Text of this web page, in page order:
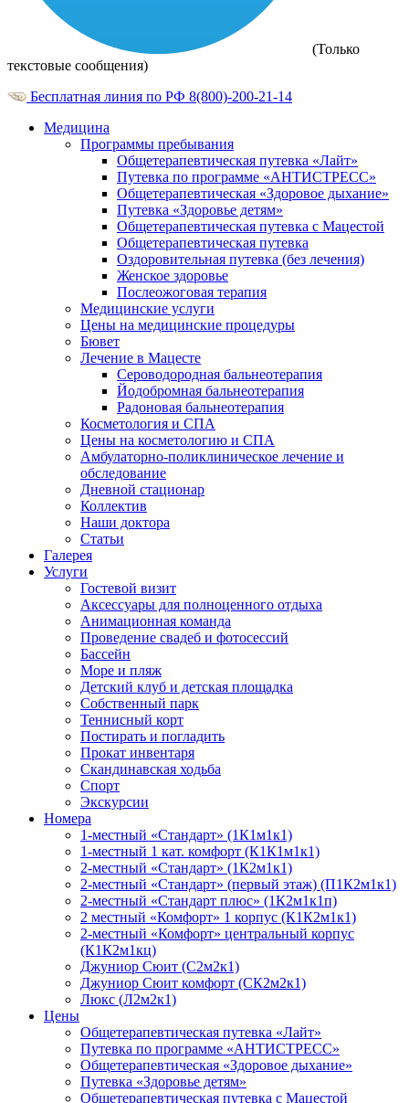
(Только
текстовые сообщения)
Бесплатная линия по РФ 8(800)-200-21-14
Медицина
Программы пребывания
Общетерапевтическая путевка «Лайт»
Путевка по программе «АНТИСТРЕСС»
Общетерапевтическая «Здоровое дыхание»
Путевка «Здоровье детям»
Общетерапевтическая путевка с Мацестой
Общетерапевтическая путевка
Оздоровительная путевка (без лечения)
Женское здоровье
Послеожоговая терапия
Медицинские услуги
Цены на медицинские процедуры
Бювет
Лечение в Мацесте
Сероводородная бальнеотерапия
Йодобромная бальнеотерапия
Радоновая бальнеотерапия
Косметология и СПА
Цены на косметологию и СПА
Амбулаторно-поликлиническое лечение и
обследование
Дневной стационар
Коллектив
Наши доктора
Статьи
Галерея
Услуги
Гостевой визит
Аксессуары для полноценного отдыха
Анимационная команда
Проведение свадеб и фотосессий
Бассейн
Море и пляж
Детский клуб и детская площадка
Собственный парк
Теннисный корт
Постирать и погладить
Прокат инвентаря
Скандинавская ходьба
Спорт
Экскурсии
Номера
1-местный «Стандарт» (1К1м1к1)
1-местный 1 кат. комфорт (К1К1м1к1)
2-местный «Стандарт» (1К2м1к1)
2-местный «Стандарт» (первый этаж) (П1К2м1к1)
2-местный «Стандарт плюс» (1К2м1к1п)
2 местный «Комфорт» 1 корпус (К1К2м1к1)
2-местный «Комфорт» центральный корпус
(К1К2м1кц)
Джуниор Сюит (С2м2к1)
Джуниор Сюит комфорт (СК2м2к1)
Люкс (Л2м2к1)
Цены
Общетерапевтическая путевка «Лайт»
Путевка по программе «АНТИСТРЕСС»
Общетерапевтическая «Здоровое дыхание»
Путевка «Здоровье детям»
Общетерапевтическая путевка с Мацестой